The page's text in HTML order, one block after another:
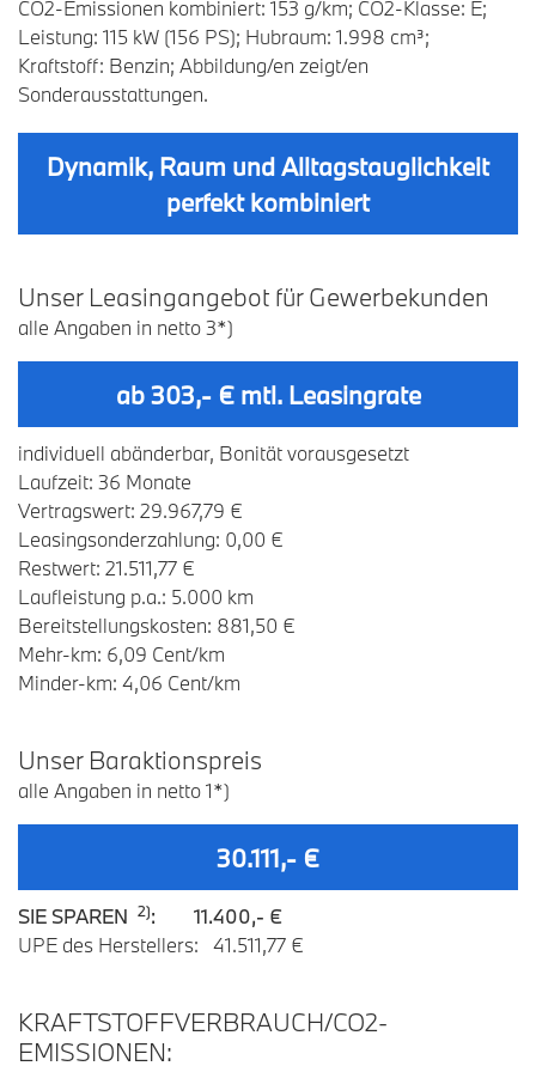
CO2-Emissionen kombiniert: 153 g/km; CO2-Klasse: E;
Leistung: 115 kW (156 PS); Hubraum: 1.998 cm³;
Kraftstoff: Benzin; Abbildung/en zeigt/en
Sonderausstattungen.
Dynamik, Raum und Alltagstauglichkeit
perfekt kombiniert
UnserLeasingangebot fürGewerbekunden
alle Angaben in netto 3*)
ab 303,- € mtl. Leasingrate
individuell abänderbar, Bonität vorausgesetzt
Laufzeit: 36 Monate
Vertragswert: 29.967,79 €
Leasingsonderzahlung: 0,00 €
Restwert: 21.511,77 €
Laufleistung p.a.: 5.000 km
Bereitstellungskosten: 881,50 €
Mehr-km: 6,09 Cent/km
Minder-km: 4,06 Cent/km
UnserBaraktionspreis
alle Angaben in netto 1*)
30.111,- €
SIE SPAREN 2): 11.400,- €
UPE des Herstellers: 41.511,77 €
KRAFTSTOFFVERBRAUCH/CO2-
EMISSIONEN: